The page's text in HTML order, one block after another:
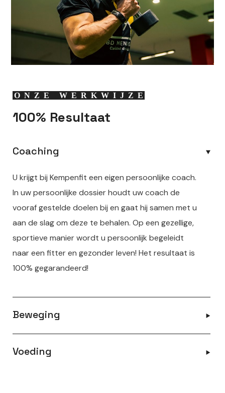
ONZE WERKWIJZE
100% Resultaat
Coaching
U krijgt bij Kempenfit een eigen persoonlijke coach.
In uw persoonlijke dossier houdt uw coach de
vooraf gestelde doelen bij en gaat hij samen met u
aan de slag om deze te behalen. Op een gezellige,
sportieve manier wordt u persoonlijk begeleidt
naar een fitter en gezonder leven! Het resultaat is
100% gegarandeerd!
Beweging
Voeding